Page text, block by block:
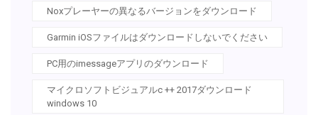
Noxプレーヤーの異なるバージョンをダウンロード
Garmin iOSファイルはダウンロードしないでください
PC用のimessageアプリのダウンロード
マイクロソフトビジュアルc ++ 2017ダウンロード
windows 10